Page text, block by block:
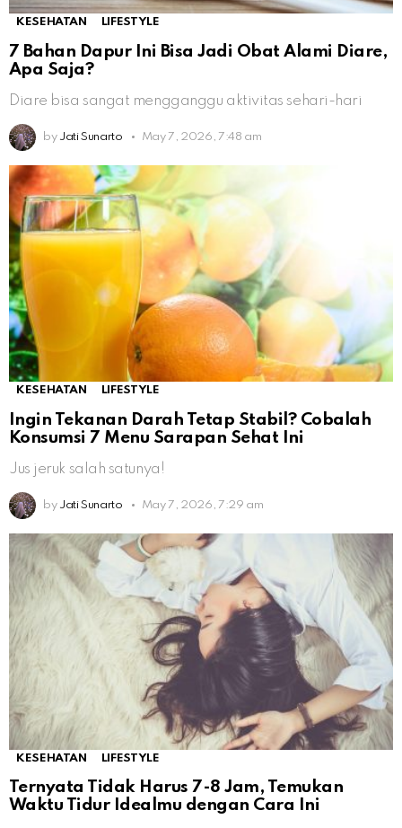
KESEHATAN LIFESTYLE
7 Bahan Dapur Ini Bisa Jadi Obat Alami Diare,
Apa Saja?
Diare bisa sangat mengganggu aktivitas sehari-hari
by Jati Sunarto May 7, 2026, 7:48 am
KESEHATAN LIFESTYLE
Ingin Tekanan Darah Tetap Stabil? Cobalah
Konsumsi 7 Menu Sarapan Sehat Ini
Jus jeruk salah satunya!
by Jati Sunarto May 7, 2026, 7:29 am
KESEHATAN LIFESTYLE
Ternyata Tidak Harus 7-8 Jam, Temukan
Waktu Tidur Idealmu dengan Cara Ini